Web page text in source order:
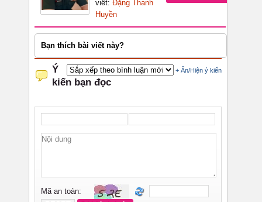
viết: Đặng Thanh
Huyền
Bạn thích bài viết này?